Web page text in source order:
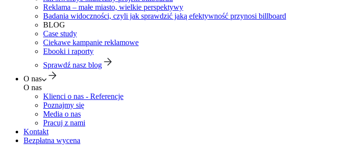
Reklama – małe miasto, wielkie perspektywy
Badania widoczności, czyli jak sprawdzić jaką efektywność przynosi billboard
BLOG
Case study
Ciekawe kampanie reklamowe
Ebooki i raporty
Sprawdź nasz blog
O nas
O nas
Klienci o nas - Referencje
Poznajmy się
Media o nas
Pracuj z nami
Kontakt
Bezpłatna wycena